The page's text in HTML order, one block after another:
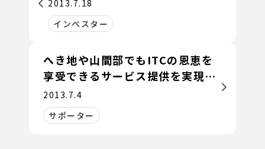
2013.7.18
インベスター
へき地や山間部でもITCの恩恵を
享受できるサービス提供を実現し
たい
2013.7.4
サポーター